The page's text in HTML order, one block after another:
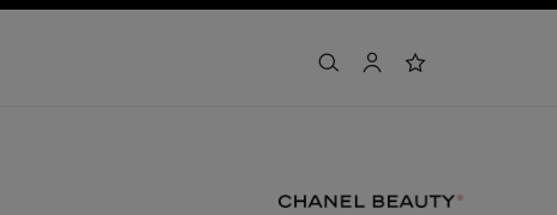
arama hesap i̇stek listesi